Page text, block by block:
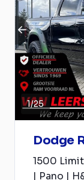
1/25
Dodge
1500
| Pano |